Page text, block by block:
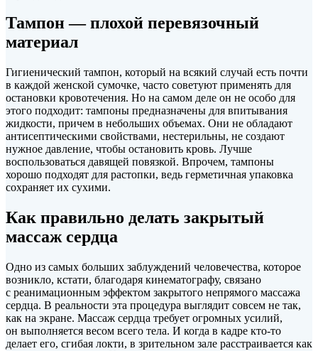
Тампон — плохой перевязочный
материал
Гигиенический тампон, который на всякий случай есть почти
в каждой женской сумочке, часто советуют применять для
остановки кровотечения. Но на самом деле он не особо для
этого подходит: тампоны предназначены для впитывания
жидкости, причем в небольших объемах. Они не обладают
антисептическими свойствами, нестерильны, не создают
нужное давление, чтобы остановить кровь. Лучше
воспользоваться давящей повязкой. Впрочем, тампоны
хорошо подходят для растопки, ведь герметичная упаковка
сохраняет их сухими.
Как правильно делать закрытый
массаж сердца
Одно из самых больших заблуждений человечества, которое
возникло, кстати, благодаря кинематографу, связано
с реанимационным эффектом закрытого непрямого массажа
сердца. В реальности эта процедура выглядит совсем не так,
как на экране. Массаж сердца требует огромных усилий,
он выполняется весом всего тела. И когда в кадре кто-то
делает его, сгибая локти, в зрительном зале расстраивается как